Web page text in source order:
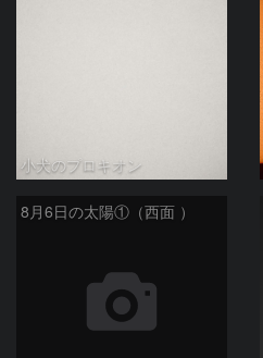
小犬のプロキオン
8月6日の太陽①（西面 ）